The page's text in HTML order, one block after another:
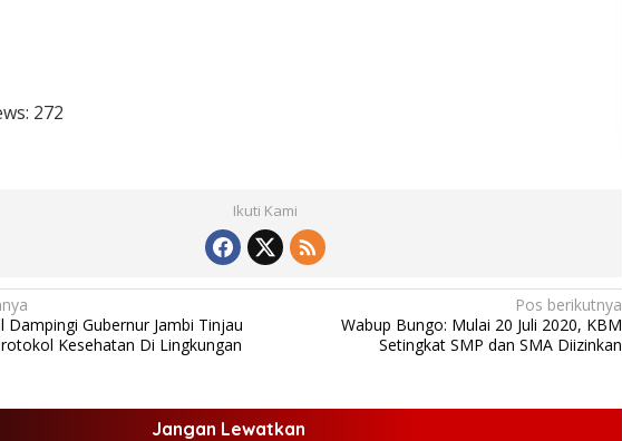
272
Ikuti Kami
Dampingi Gubernur Jambi Tinjau
Kesehatan Di Lingkungan
Pos berikutnya
Wabup Bungo: Mulai 20 Juli 2020, KBM
Setingkat SMP dan SMA Diizinkan
Jangan Lewatkan